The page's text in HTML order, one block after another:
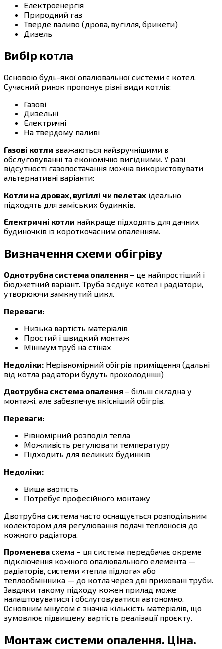
Електроенергія
Природний газ
Тверде паливо (дрова, вугілля, брикети)
Дизель
Вибір котла
Основою будь-якої опалювальної системи є котел.
Сучасний ринок пропонує різні види котлів:
Газові
Дизельні
Електричні
На твердому паливі
Газові котли вважаються найзручнішими в
обслуговуванні та економічно вигідними. У разі
відсутності газопостачання можна використовувати
альтернативні варіанти:
Котли на дровах, вугіллі чи пелетах ідеально
підходять для заміських будинків.
Електричні котли найкраще підходять для дачних
будиночків із короткочасним опаленням.
Визначення схеми обігріву
Однотрубна система опалення – це найпростіший і
бюджетний варіант. Труба з’єднує котел і радіатори,
утворюючи замкнутий цикл.
Переваги:
Низька вартість матеріалів
Простий і швидкий монтаж
Мінімум труб на стінах
Недоліки: Нерівномірний обігрів приміщення (дальні
від котла радіатори будуть прохолодніші)
Двотрубна система опалення – більш складна у
монтажі, але забезпечує якісніший обігрів.
Переваги:
Рівномірний розподіл тепла
Можливість регулювати температуру
Підходить для великих будинків
Недоліки:
Вища вартість
Потребує професійного монтажу
Двотрубна система часто оснащується розподільним
колектором для регулювання подачі теплоносія до
кожного радіатора.
Променева схема – ця система передбачає окреме
підключення кожного опалювального елемента —
радіаторів, системи «тепла підлога» або
теплообмінника — до котла через дві приховані труби.
Завдяки такому підходу кожен прилад може
налаштовуватися і обслуговуватися автономно.
Основним мінусом є значна кількість матеріалів, що
зумовлює підвищену вартість реалізації проєкту.
Монтаж системи опалення. Ціна.